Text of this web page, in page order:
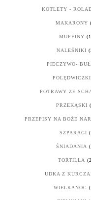
KOTLETY -
MAKARONY
MUFFINY
NALEŚNIKI
PIECZYWO-
POLĘDWICZKI
POTRAWY ZE
PRZEKĄSKI
PRZEPISY NA BOŻE
SZPARAGI
ŚNIADANIA
TORTILLA
UDKA Z
WIELKANOC